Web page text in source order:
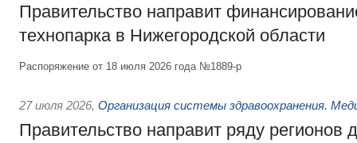
Правительство направит
технопарка в Нижегородской области
Распоряжение от 18 июля 2026 года №1889-р
27 июля 2026, Организация системы здравоохранения.
Правительство направит ряду регионов